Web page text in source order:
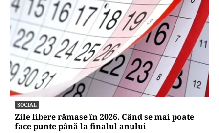
SOCIAL
Zile libere rămase în 2026. Când se mai poate
face punte până la finalul anului